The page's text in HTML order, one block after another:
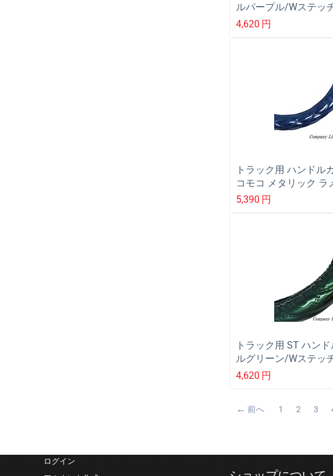
ルパープル/Wステッ
LM/2HS/2L
4,620 円
トラック用 ハンドル
コモコ メタリック ラ
ブルー/Wステッチ
5,390 円
トラック用 ST ハン
ルグリーン/Wステッ
LM/2HS/2L
4,620 円
前へ 1 2 3
ログイン